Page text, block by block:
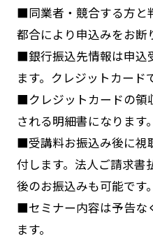
■同業者・競合する方と
都合により申込みをお断
■銀行振込先情報は申込
ます。クレジットカード
■クレジットカードの領
される明細書になります。
■受講料お振込み後に視
付します。法人ご請求書
後のお振込みも可能です。
■セミナー内容は予告な
ます。